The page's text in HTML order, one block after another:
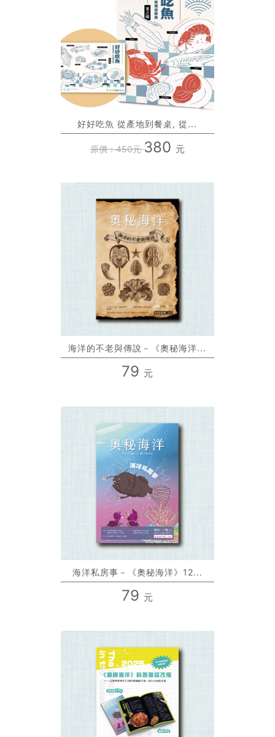
好好吃魚 從產地到餐桌, 從...
原價：450元380 元
海洋的不老與傳說－《奧秘海洋...
79 元
海洋私房事－《奧秘海洋》12...
79 元